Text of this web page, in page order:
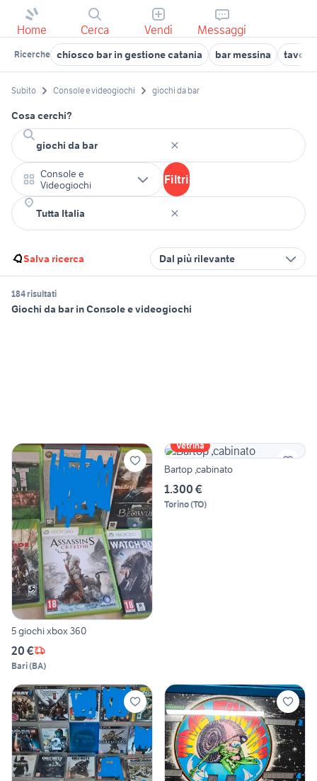
Home Cerca Vendi Messaggi
Ricerche chiosco bar in gestione catania bar messina tavoli
Subito Console e videogiochi giochi da bar
Cosa cerchi?
Console e
Videogiochi
Filtri
Salva ricerca Dal più rilevante
184 risultati
Giochi da bar in Console e videogiochi
5 giochi xbox 360
20 €
Bari(BA)
Vetrina
Bartop ,cabinato
1.300 €
Torino(TO)